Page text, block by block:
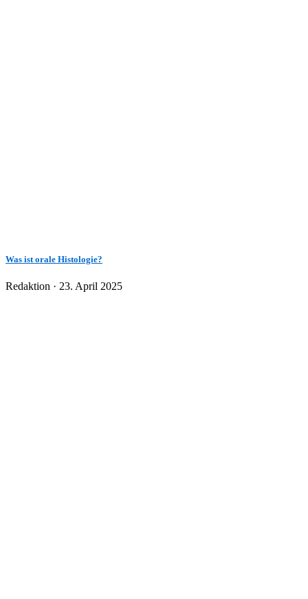
Was ist orale Histologie?
Redaktion · Veröffentlicht
23. April 2025